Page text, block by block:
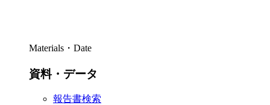
Materials・Date
資料・データ
報告書検索